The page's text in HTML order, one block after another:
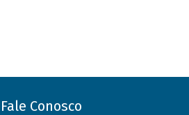
Fale Conosco